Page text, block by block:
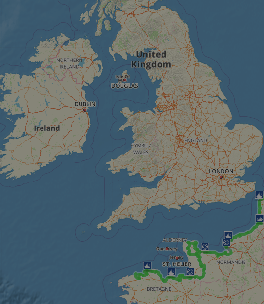
Les cookies strictement nécessaires
la gestion des comptes. Le site Web
Nom
csrftoken
cf_chl_rc_i
__cf_bm
Cloudflare
.vimeo.com
__cf_bm
Cloudflare
.gleam.io
AWSALBCORS
ASP.NET_SessionId
Microsoft
Corporation
li_gc
LinkedIn
Corporation
.linkedin.com
CookieScriptConsent
CookieScript